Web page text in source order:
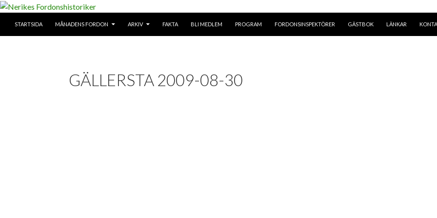
STARTSIDA
MÅNADENS FORDON ARKIV FAKTA BLI MEDLEM PROGRAM FORDONSINSPEKTÖRER GÄSTBOK LÄNKAR
GÄLLERSTA 2009-08-30